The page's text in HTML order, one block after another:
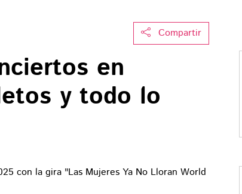
Compartir
en
y todo lo
con la gira "Las Mujeres Ya No Lloran World